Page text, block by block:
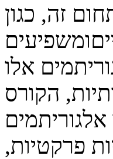
זה, כגון
הקורס
פרקטיות,